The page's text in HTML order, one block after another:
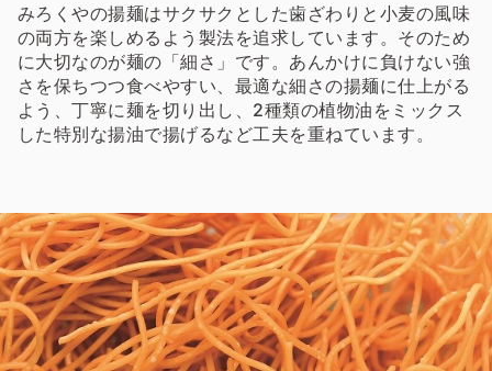
みろくやの揚麺はサクサクとした歯ざわりと小麦の風味
の両方を楽しめるよう製法を追求しています。そのため
に大切なのが麺の「細さ」です。あんかけに負けない強
さを保ちつつ食べやすい、最適な細さの揚麺に仕上がる
よう、丁寧に麺を切り出し、2種類の植物油をミックス
した特別な揚油で揚げるなど工夫を重ねています。